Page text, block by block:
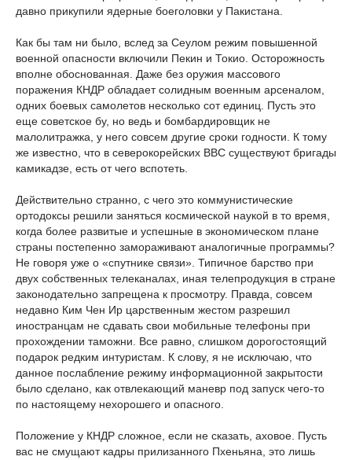
давно прикупили ядерные боеголовки у Пакистана.
Как бы там ни было, вслед за Сеулом режим повышенной
военной опасности включили Пекин и Токио. Осторожность
вполне обоснованная. Даже без оружия массового
поражения КНДР обладает солидным военным арсеналом,
одних боевых самолетов несколько сот единиц. Пусть это
еще советское бу, но ведь и бомбардировщик не
малолитражка, у него совсем другие сроки годности. К тому
же известно, что в северокорейских ВВС существуют бригады
камикадзе, есть от чего вспотеть.
Действительно странно, с чего это коммунистические
ортодоксы решили заняться космической наукой в то время,
когда более развитые и успешные в экономическом плане
страны постепенно замораживают аналогичные программы?
Не говоря уже о «спутнике связи». Типичное барство при
двух собственных телеканалах, иная телепродукция в стране
законодательно запрещена к просмотру. Правда, совсем
недавно Ким Чен Ир царственным жестом разрешил
иностранцам не сдавать свои мобильные телефоны при
прохождении таможни. Все равно, слишком дорогостоящий
подарок редким интуристам. К слову, я не исключаю, что
данное послабление режиму информационной закрытости
было сделано, как отвлекающий маневр под запуск чего-то
по настоящему нехорошего и опасного.
Положение у КНДР сложное, если не сказать, аховое. Пусть
вас не смущают кадры прилизанного Пхеньяна, это лишь